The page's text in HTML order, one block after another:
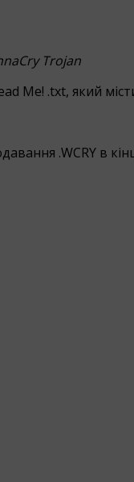
Trojan
Me! .txt, який
.WCRY в